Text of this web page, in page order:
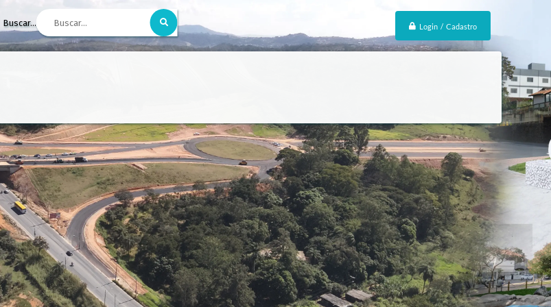
Login / Cadastro
Buscar...